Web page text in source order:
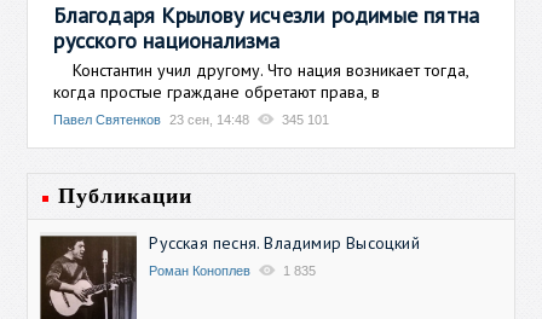
Благодаря Крылову исчезли родимые пятна
русского национализма
Константин учил другому. Что нация возникает тогда,
когда простые граждане обретают права, в
Павел Святенков 23 сен, 14:48 345 101
Публикации
Русская песня. Владимир Высоцкий
Роман Коноплев 1 835